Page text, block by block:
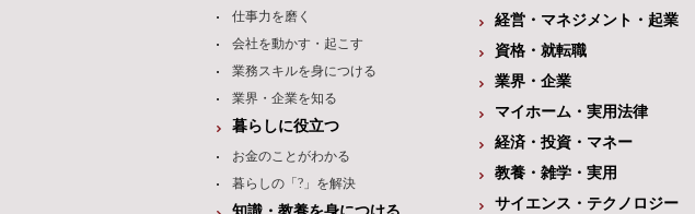
仕事力を磨く
会社を動かす・起こす
業務スキルを身につける
業界・企業を知る
暮らしに役立つ
お金のことがわかる
暮らしの「?」を解決
経営・マネジメント・起業
資格・就転職
業界・企業
マイホーム・実用法律
経済・投資・マネー
教養・雑学・実用
サイエンス・テクノロジー